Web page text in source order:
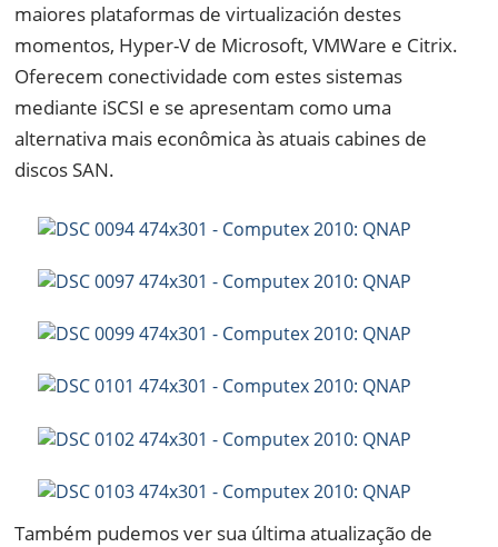
NVIDIA
SOFTWARE
NOTEBOOKS
NOKIA
DOWNLOADS
ANÁLISE
maiores plataformas de virtualización destes
momentos, Hyper-V de Microsoft, VMWare e Citrix.
Oferecem conectividade com estes sistemas
mediante iSCSI e se apresentam como uma
alternativa mais econômica às atuais cabines de
discos SAN.
Também pudemos ver sua última atualização de